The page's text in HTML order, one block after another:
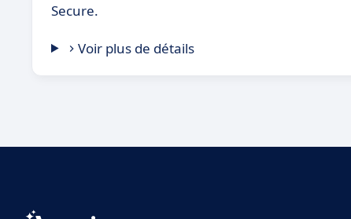
Secure.
Voir plus de détails